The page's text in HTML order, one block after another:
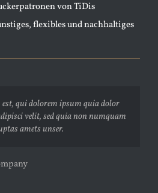
von TiDis
flexibles und nachhaltiges
qui dolorem ipsum quia dolor
velit, sed quia non numquam
amets unser.
at est id ligula facilisis
Suspendisse at ultrices dui.
ipsums fugiats nemis.
Fusion